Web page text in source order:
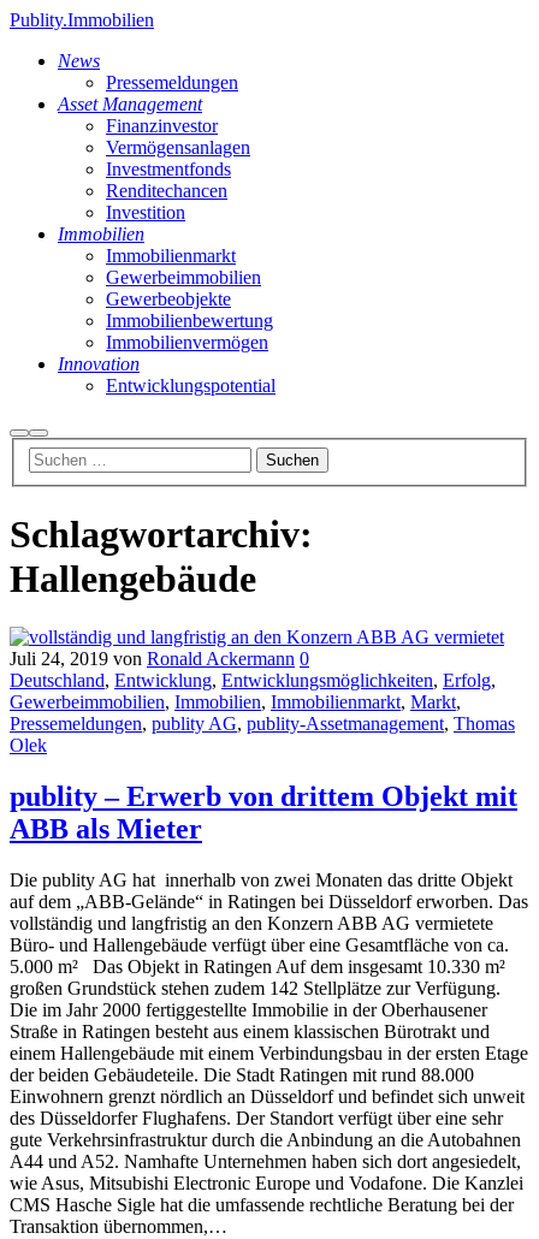
Publity.Immobilien
News
Pressemeldungen
Asset Management
Finanzinvestor
Vermögensanlagen
Investmentfonds
Renditechancen
Investition
Immobilien
Immobilienmarkt
Gewerbeimmobilien
Gewerbeobjekte
Immobilienbewertung
Immobilienvermögen
Innovation
Entwicklungspotential
Suchen
Hauptmenü
Schlagwortarchiv:
Hallengebäude
Juli 24, 2019 von Ronald Ackermann 0
Deutschland, Entwicklung, Entwicklungsmöglichkeiten, Erfolg,
Gewerbeimmobilien, Immobilien, Immobilienmarkt, Markt,
Pressemeldungen, publity AG, publity-Assetmanagement, Thomas
Olek
publity – Erwerb von drittem Objekt mit
ABB als Mieter
Die publity AG hat innerhalb von zwei Monaten das dritte Objekt
auf dem „ABB-Gelände“ in Ratingen bei Düsseldorf erworben. Das
vollständig und langfristig an den Konzern ABB AG vermietete
Büro- und Hallengebäude verfügt über eine Gesamtfläche von ca.
5.000 m² Das Objekt in Ratingen Auf dem insgesamt 10.330 m²
großen Grundstück stehen zudem 142 Stellplätze zur Verfügung.
Die im Jahr 2000 fertiggestellte Immobilie in der Oberhausener
Straße in Ratingen besteht aus einem klassischen Bürotrakt und
einem Hallengebäude mit einem Verbindungsbau in der ersten Etage
der beiden Gebäudeteile. Die Stadt Ratingen mit rund 88.000
Einwohnern grenzt nördlich an Düsseldorf und befindet sich unweit
des Düsseldorfer Flughafens. Der Standort verfügt über eine sehr
gute Verkehrsinfrastruktur durch die Anbindung an die Autobahnen
A44 und A52. Namhafte Unternehmen haben sich dort angesiedelt,
wie Asus, Mitsubishi Electronic Europe und Vodafone. Die Kanzlei
CMS Hasche Sigle hat die umfassende rechtliche Beratung bei der
Transaktion übernommen,…